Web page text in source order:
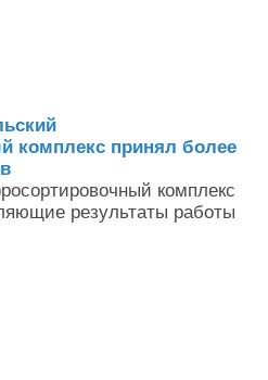
комплекс принял более
комплекс
результаты работы